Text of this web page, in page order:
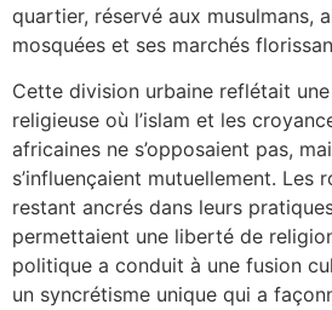
quartier, réservé aux musulmans,
mosquées et ses marchés
Cette division urbaine reflétait
religieuse où l’islam et les
africaines ne s’opposaient pas,
s’influençaient mutuellement. Les
restant ancrés dans leurs
permettaient une liberté de
politique a conduit à une fusion
un syncrétisme unique qui a